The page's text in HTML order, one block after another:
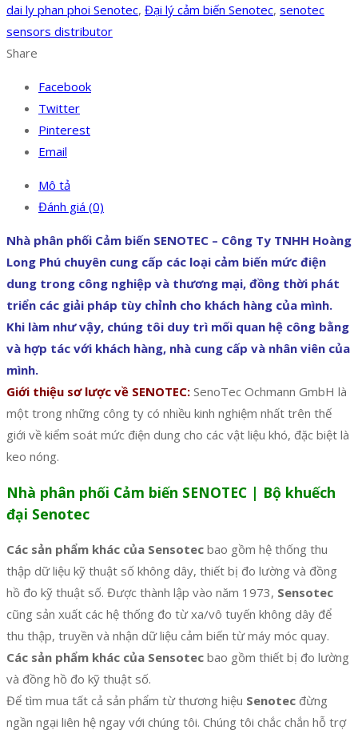
dai ly phan phoi Senotec, Đại lý cảm biến Senotec, senotec
sensors distributor
Share
Facebook
Twitter
Pinterest
Email
Mô tả
Đánh giá (0)
Nhà phân phối Cảm biến SENOTEC – Công Ty TNHH Hoàng
Long Phú chuyên cung cấp các loại cảm biến mức điện
dung trong công nghiệp và thương mại, đồng thời phát
triển các giải pháp tùy chỉnh cho khách hàng của mình.
Khi làm như vậy, chúng tôi duy trì mối quan hệ công bằng
và hợp tác với khách hàng, nhà cung cấp và nhân viên của
mình.
Giới thiệu sơ lược về SENOTEC: SenoTec Ochmann GmbH là
một trong những công ty có nhiều kinh nghiệm nhất trên thế
giới về kiểm soát mức điện dung cho các vật liệu khó, đặc biệt là
keo nóng.
Nhà phân phối Cảm biến SENOTEC | Bộ khuếch
đại Senotec
Các sản phẩm khác của Sensotec bao gồm hệ thống thu
thập dữ liệu kỹ thuật số không dây, thiết bị đo lường và đồng
hồ đo kỹ thuật số. Được thành lập vào năm 1973, Sensotec
cũng sản xuất các hệ thống đo từ xa/vô tuyến không dây để
thu thập, truyền và nhận dữ liệu cảm biến từ máy móc quay.
Các sản phẩm khác của Sensotec bao gồm thiết bị đo lường
và đồng hồ đo kỹ thuật số.
Để tìm mua tất cả sản phẩm từ thương hiệu Senotec đừng
ngần ngại liên hệ ngay với chúng tôi. Chúng tôi chắc chắn hỗ trợ